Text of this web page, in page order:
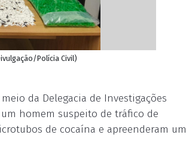
Polícia Civil)
da Delegacia de Investigações
homem suspeito de tráfico de
de cocaína e apreenderam um